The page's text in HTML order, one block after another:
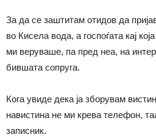
За да се заштитам отидов да
во Кисела вода, а госпоѓата кај
ми веруваше, па пред неа, на
бившата сопруга.
Кога увиде дека ја зборувам
навистина не ми крева телефон,
записник.